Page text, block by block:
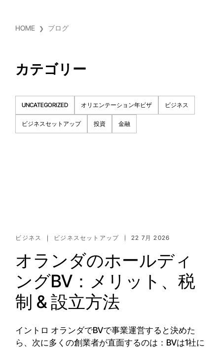
HOME ブログ
ビジネス ビジネスセットアップ 22 7月 2026
オランダのホールディ
ングBV：メリット、税
制 & 設立方法
イントロ オランダでBVで事業運営すると決めた
ら、次に多くの創業者が直面するのは：BVは1社に
カテゴリー
UNCATEGORIZED オリエンテーション年ビザ ビジネス
ビジネスセットアップ 投資 金融